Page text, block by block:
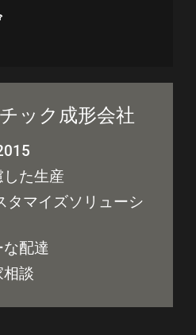
ック成形会社
た生産
タマイズソリューシ
配達
談